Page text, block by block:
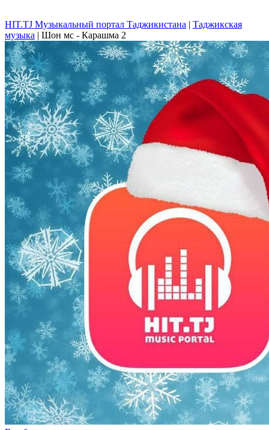
HIT.TJ Музыкальный портал Таджикистана | Таджикская
музыка | Шон мс - Карашма 2